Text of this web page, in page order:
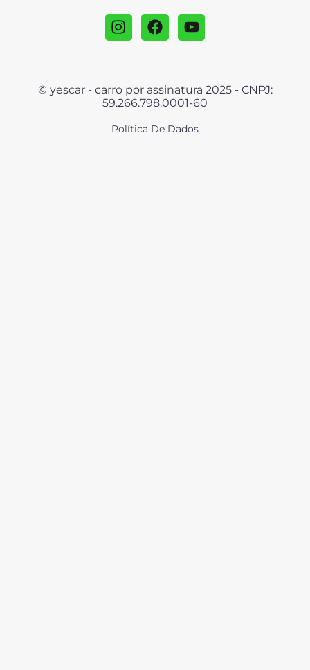
© yescar - carro por assinatura 2025 - CNPJ:
59.266.798.0001-60
Política De Dados